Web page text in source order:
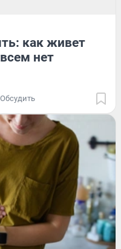
как живет
нет
Обсудить